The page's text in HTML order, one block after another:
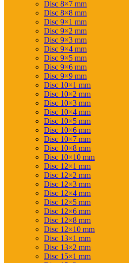
Disc 8×7 mm
Disc 8×8 mm
Disc 9×1 mm
Disc 9×2 mm
Disc 9×3 mm
Disc 9×4 mm
Disc 9×5 mm
Disc 9×6 mm
Disc 9×9 mm
Disc 10×1 mm
Disc 10×2 mm
Disc 10×3 mm
Disc 10×4 mm
Disc 10×5 mm
Disc 10×6 mm
Disc 10×7 mm
Disc 10×8 mm
Disc 10×10 mm
Disc 12×1 mm
Disc 12×2 mm
Disc 12×3 mm
Disc 12×4 mm
Disc 12×5 mm
Disc 12×6 mm
Disc 12×8 mm
Disc 12×10 mm
Disc 13×1 mm
Disc 13×2 mm
Disc 15×1 mm